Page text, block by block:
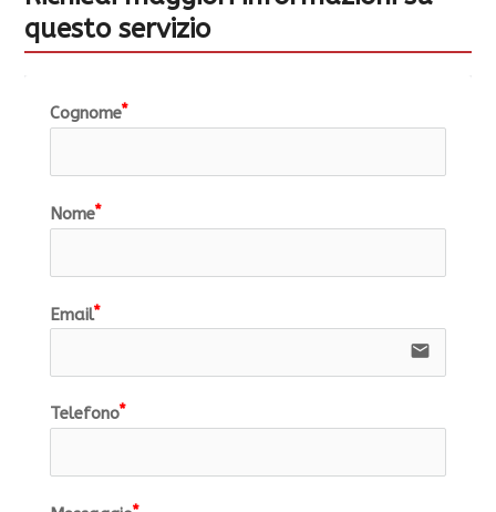
questo servizio
Cognome
Nome
Email
email
Telefono